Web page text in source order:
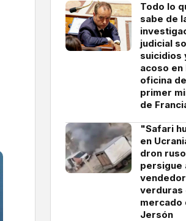
Todo lo
sabe de
judicial
suicidios
acoso en
oficina
primer
de
"Safari
en
dron ruso
persigue
verduras
mercado
Jersón